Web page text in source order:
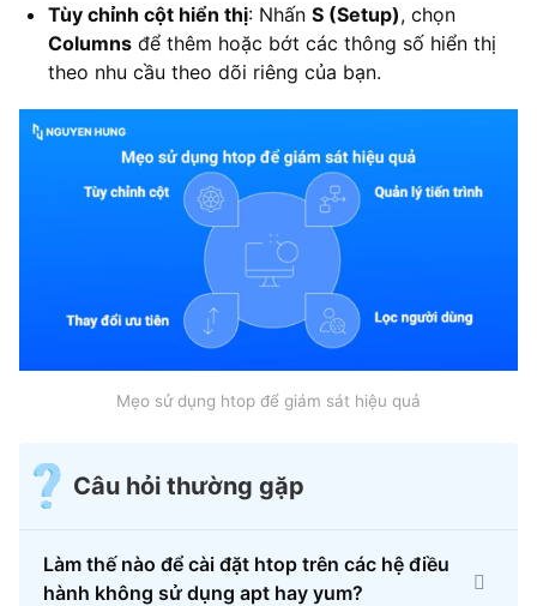
Tùy chỉnh cột hiển thị: Nhấn S (Setup), chọn
Columns để thêm hoặc bớt các thông số hiển thị
theo nhu cầu theo dõi riêng của bạn.
Mẹo sử dụng htop để giám sát hiệu quả
Câu hỏi thường gặp
Làm thế nào để cài đặt htop trên các hệ điều
hành không sử dụng apt hay yum?